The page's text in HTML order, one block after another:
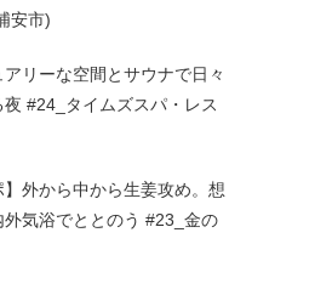
安市)
リーな空間とサウナで日々
#24_タイムズスパ・レス
】外から中から生姜攻め。想
気浴でととのう #23_金の